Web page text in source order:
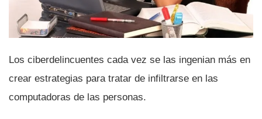
Los ciberdelincuentes cada vez se las ingenian más en
crear estrategias para tratar de infiltrarse en las
computadoras de las personas.